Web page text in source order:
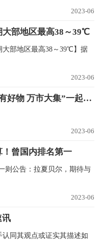
2023-06
大部地区最高38～39℃
大部地区最高38～39℃】据
2023-06
年轻人看过来！端午节，与“西有好物 万市大集”一起整个开心！
2023-06
曾国内排名第一
则公告：拉夏贝尔，期待与
2023-06
讯
同其观点或证实其描述如